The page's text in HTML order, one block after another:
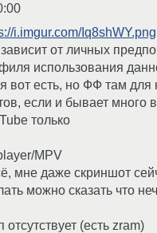
i.imgur.com/Iq8shWY.png
от личных
использования
вот есть, но ФФ там для
если и бывает много
только
MPV
мне даже скриншот
можно сказать что
отсутствует (есть zram)